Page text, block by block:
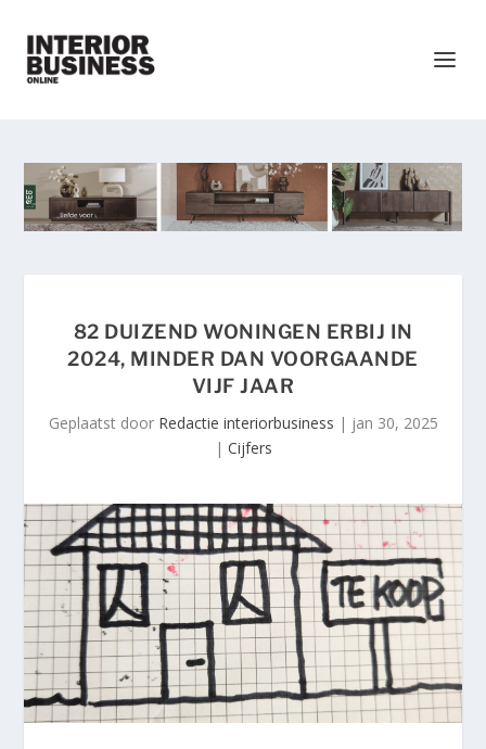
82 DUIZEND WONINGEN ERBIJ IN
2024, MINDER DAN VOORGAANDE
VIJF JAAR
Geplaatst door Redactie interiorbusiness | jan 30, 2025
| Cijfers